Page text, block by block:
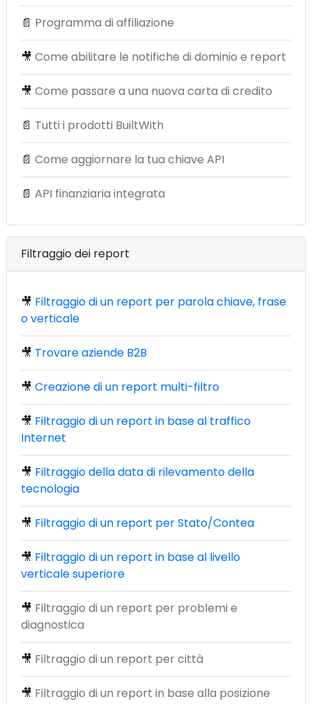
📄 Programma di affiliazione
🎥 Come abilitare le notifiche di dominio e report
🎥 Come passare a una nuova carta di credito
📄 Tutti i prodotti BuiltWith
📄 Come aggiornare la tua chiave API
📄 API finanziaria integrata
Filtraggio dei report
🎥 Filtraggio di un report per parola chiave, frase
o verticale
🎥 Trovare aziende B2B
🎥 Creazione di un report multi-filtro
🎥 Filtraggio di un report in base al traffico
Internet
🎥 Filtraggio della data di rilevamento della
tecnologia
🎥 Filtraggio di un report per Stato/Contea
🎥 Filtraggio di un report in base al livello
verticale superiore
🎥 Filtraggio di un report per problemi e
diagnostica
🎥 Filtraggio di un report per città
🎥 Filtraggio di un report in base alla posizione